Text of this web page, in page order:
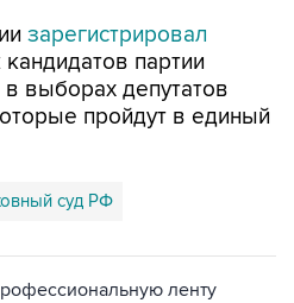
зарегистрировал
партии
выборах депутатов
пройдут в единый
суд РФ
ленту